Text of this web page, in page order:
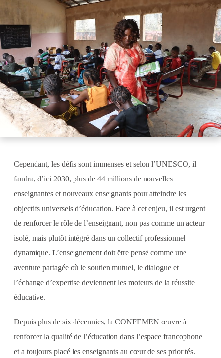
Cependant, les défis sont immenses et selon l’UNESCO, il
faudra, d’ici 2030, plus de 44 millions de nouvelles
enseignantes et nouveaux enseignants pour atteindre les
objectifs universels d’éducation. Face à cet enjeu, il est urgent
de renforcer le rôle de l’enseignant, non pas comme un acteur
isolé, mais plutôt intégré dans un collectif professionnel
dynamique. L’enseignement doit être pensé comme une
aventure partagée où le soutien mutuel, le dialogue et
l’échange d’expertise deviennent les moteurs de la réussite
éducative.
Depuis plus de six décennies, la CONFEMEN œuvre à
renforcer la qualité de l’éducation dans l’espace francophone
et a toujours placé les enseignants au cœur de ses priorités.